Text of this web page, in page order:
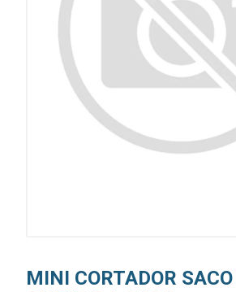
MINI CORTADOR